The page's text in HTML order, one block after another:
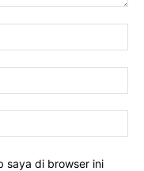
saya di browser ini